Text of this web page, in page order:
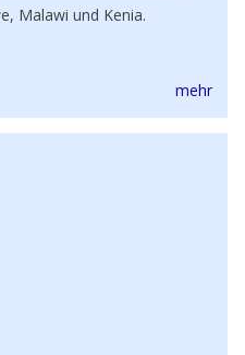
Malawi und Kenia.
mehr